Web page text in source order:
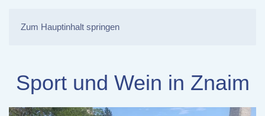
Zum Hauptinhalt springen
Sport und Wein in Znaim